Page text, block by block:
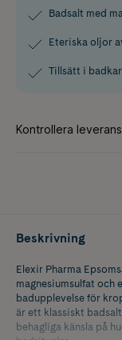
Badsalt med
Eteriska oljor
Tillsätt i
Beskrivning
Elexir Pharma
magnesiumsulfat och
badupplevelse för
är ett klassiskt
behagliga känsla på